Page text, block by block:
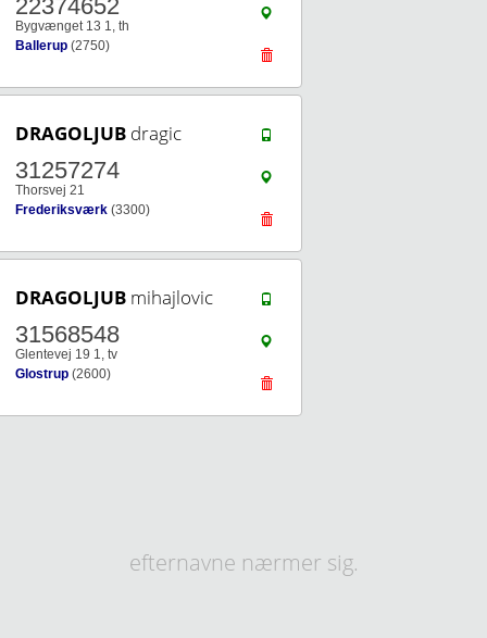
22374652
Bygvænget 13 1, th
Ballerup (2750)
DRAGOLJUB dragic
31257274
Thorsvej 21
Frederiksværk (3300)
DRAGOLJUB mihajlovic
31568548
Glentevej 19 1, tv
Glostrup (2600)
efternavne nærmer sig.